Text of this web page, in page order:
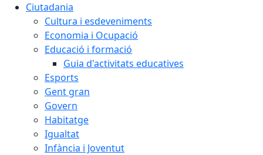
Ciutadania
Cultura i esdeveniments
Economia i Ocupació
Educació i formació
Guia d'activitats educatives
Esports
Gent gran
Govern
Habitatge
Igualtat
Infància i Joventut